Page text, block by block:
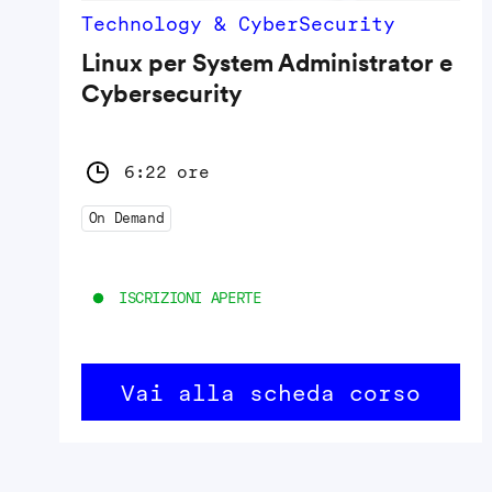
Technology & CyberSecurity
Linux per System Administrator e
Cybersecurity
6:22 ore
On Demand
ISCRIZIONI APERTE
Vai alla scheda corso